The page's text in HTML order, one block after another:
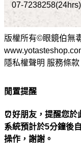
07-7238258(24hrs)
版權所有©眼鏡伯無
隱私權聲明 服務條款
閒置提醒
⏰好朋友，提醒您於
系統預計於5分鐘後
操作，謝謝。